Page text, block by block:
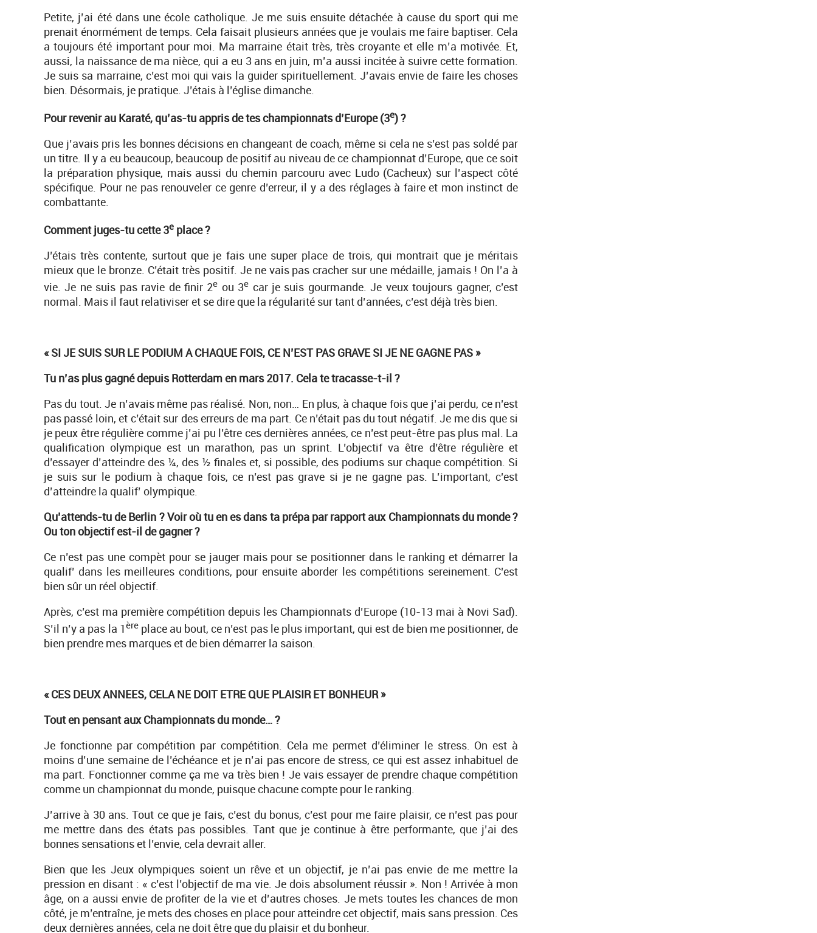
Petite, j’ai été dans une école catholique. Je me suis ensuite détachée à cause du sport qui me
prenait énormément de temps. Cela faisait plusieurs années que je voulais me faire baptiser. Cela
a toujours été important pour moi. Ma marraine était très, très croyante et elle m’a motivée. Et,
aussi, la naissance de ma nièce, qui a eu 3 ans en juin, m’a aussi incitée à suivre cette formation.
Je suis sa marraine, c’est moi qui vais la guider spirituellement. J’avais envie de faire les choses
bien. Désormais, je pratique. J’étais à l’église dimanche.
Pour revenir au Karaté, qu’as-tu appris de tes championnats d’Europe (3e) ?
Que j’avais pris les bonnes décisions en changeant de coach, même si cela ne s’est pas soldé par
un titre. Il y a eu beaucoup, beaucoup de positif au niveau de ce championnat d’Europe, que ce soit
la préparation physique, mais aussi du chemin parcouru avec Ludo (Cacheux) sur l’aspect côté
spécifique. Pour ne pas renouveler ce genre d’erreur, il y a des réglages à faire et mon instinct de
combattante.
Comment juges-tu cette 3e place ?
J’étais très contente, surtout que je fais une super place de trois, qui montrait que je méritais
mieux que le bronze. C’était très positif. Je ne vais pas cracher sur une médaille, jamais ! On l’a à
vie. Je ne suis pas ravie de finir 2e ou 3e car je suis gourmande. Je veux toujours gagner, c’est
normal. Mais il faut relativiser et se dire que la régularité sur tant d’années, c’est déjà très bien.
« SI JE SUIS SUR LE PODIUM A CHAQUE FOIS, CE N’EST PAS GRAVE SI JE NE GAGNE PAS »
Tu n’as plus gagné depuis Rotterdam en mars 2017. Cela te tracasse-t-il ?
Pas du tout. Je n’avais même pas réalisé. Non, non… En plus, à chaque fois que j’ai perdu, ce n’est
pas passé loin, et c’était sur des erreurs de ma part. Ce n’était pas du tout négatif. Je me dis que si
je peux être régulière comme j’ai pu l’être ces dernières années, ce n’est peut-être pas plus mal. La
qualification olympique est un marathon, pas un sprint. L’objectif va être d’être régulière et
d’essayer d’atteindre des ¼, des ½ finales et, si possible, des podiums sur chaque compétition. Si
je suis sur le podium à chaque fois, ce n’est pas grave si je ne gagne pas. L’important, c’est
d’atteindre la qualif’ olympique.
Qu’attends-tu de Berlin ? Voir où tu en es dans ta prépa par rapport aux Championnats du monde ?
Ou ton objectif est-il de gagner ?
Ce n’est pas une compèt pour se jauger mais pour se positionner dans le ranking et démarrer la
qualif’ dans les meilleures conditions, pour ensuite aborder les compétitions sereinement. C’est
bien sûr un réel objectif.
Après, c’est ma première compétition depuis les Championnats d’Europe (10-13 mai à Novi Sad).
S’il n’y a pas la 1èreplace au bout, ce n’est pas le plus important, qui est de bien me positionner, de
bien prendre mes marques et de bien démarrer la saison.
« CES DEUX ANNEES, CELA NE DOIT ETRE QUE PLAISIR ET BONHEUR »
Tout en pensant aux Championnats du monde… ?
Je fonctionne par compétition par compétition. Cela me permet d’éliminer le stress. On est à
moins d’une semaine de l’échéance et je n’ai pas encore de stress, ce qui est assez inhabituel de
ma part. Fonctionner comme ça me va très bien ! Je vais essayer de prendre chaque compétition
comme un championnat du monde, puisque chacune compte pour le ranking.
J’arrive à 30 ans. Tout ce que je fais, c’est du bonus, c’est pour me faire plaisir, ce n’est pas pour
me mettre dans des états pas possibles. Tant que je continue à être performante, que j’ai des
bonnes sensations et l’envie, cela devrait aller.
Bien que les Jeux olympiques soient un rêve et un objectif, je n’ai pas envie de me mettre la
pression en disant : « c’est l’objectif de ma vie. Je dois absolument réussir ». Non ! Arrivée à mon
âge, on a aussi envie de profiter de la vie et d’autres choses. Je mets toutes les chances de mon
côté, je m’entraîne, je mets des choses en place pour atteindre cet objectif, mais sans pression. Ces
deux dernières années, cela ne doit être que du plaisir et du bonheur.